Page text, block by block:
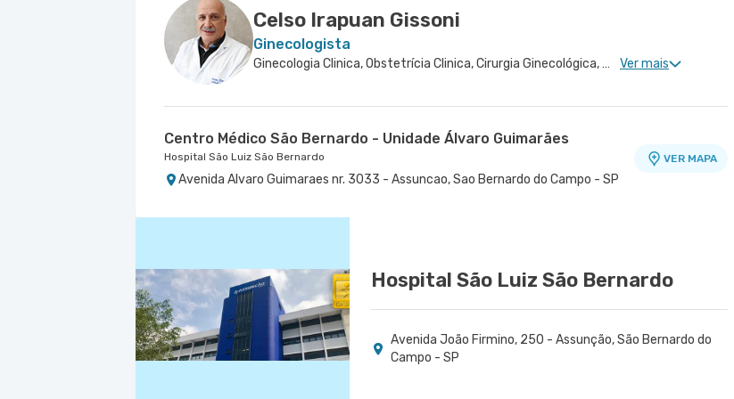
Celso Irapuan Gissoni
Ginecologista
Ginecologia Clinica, Obstetrícia Clinica, Cirurgia Ginecológica, Ginecologia Endócrina, Reprodução Humana, Ginecologia Oncológica
Ver mais
Centro Médico São Bernardo - Unidade Álvaro Guimarães
Hospital São Luiz São Bernardo
Avenida Alvaro Guimaraes nr. 3033 - Assuncao, Sao Bernardo do Campo - SP
VER MAPA
Hospital São Luiz São Bernardo
Avenida João Firmino, 250 - Assunção, São Bernardo do
Campo - SP